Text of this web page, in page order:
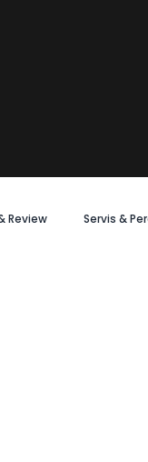
Review Servis &